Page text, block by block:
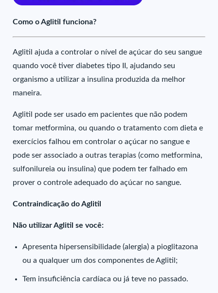
Como o Aglitil funciona?
Aglitil ajuda a controlar o nível de açúcar do seu sangue
quando você tiver diabetes tipo II, ajudando seu
organismo a utilizar a insulina produzida da melhor
maneira.
Aglitil pode ser usado em pacientes que não podem
tomar metformina, ou quando o tratamento com dieta e
exercícios falhou em controlar o açúcar no sangue e
pode ser associado a outras terapias (como metformina,
sulfonilureia ou insulina) que podem ter falhado em
prover o controle adequado do açúcar no sangue.
Contraindicação do Aglitil
Não utilizar Aglitil se você:
Apresenta hipersensibilidade (alergia) a pioglitazona
ou a qualquer um dos componentes de Aglitil;
Tem insuficiência cardíaca ou já teve no passado.